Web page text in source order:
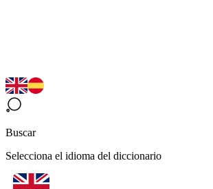
Buscar
Selecciona el idioma del diccionario